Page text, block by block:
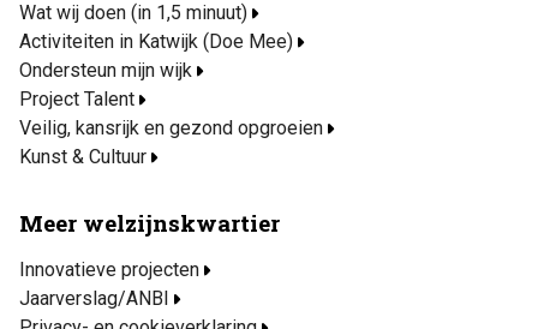
Wat wij doen (in 1,5 minuut)
Activiteiten in Katwijk (Doe Mee)
Ondersteun mijn wijk
Project Talent
Veilig, kansrijk en gezond opgroeien
Kunst & Cultuur
Meer welzijnskwartier
Innovatieve projecten
Jaarverslag/ANBI